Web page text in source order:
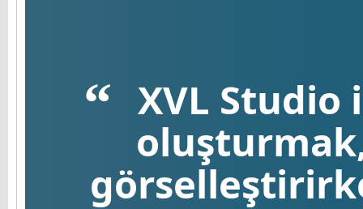
XVL Studio